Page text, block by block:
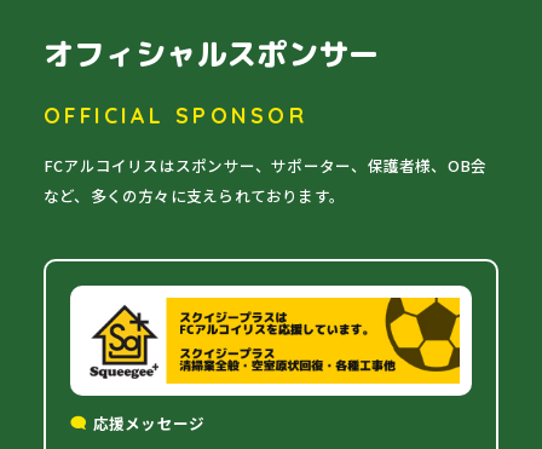
オフィシャルスポンサー
OFFICIAL SPONSOR
FCアルコイリスはスポンサー、サポーター、保護者様、OB会
など、多くの方々に支えられております。
応援メッセージ